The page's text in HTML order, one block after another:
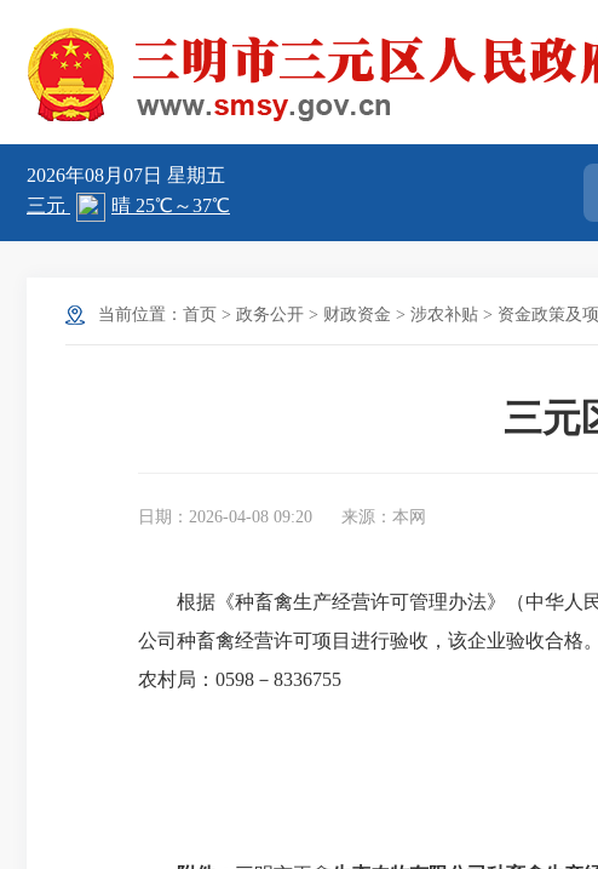
2026年08月07日 星期五
当前位置： 首页 > 政务公开 > 财政资金 > 涉农补贴 > 资金政策及
三元
日期：2026-04-08 09:20 来源：本网
根据《种畜禽生产经营许可管理办法》（中华人
公司种畜禽经营许可项目进行验收，该企业验收合格
农村局：0598－8336755